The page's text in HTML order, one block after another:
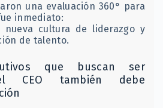
una evaluación 360° para
inmediato:
nueva cultura de liderazgo y
de talento.
que buscan ser
CEO también debe